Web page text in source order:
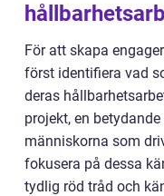
För att skapa
först identifiera vad
deras
projekt, en
människorna som
fokusera på dessa
tydlig röd tråd och